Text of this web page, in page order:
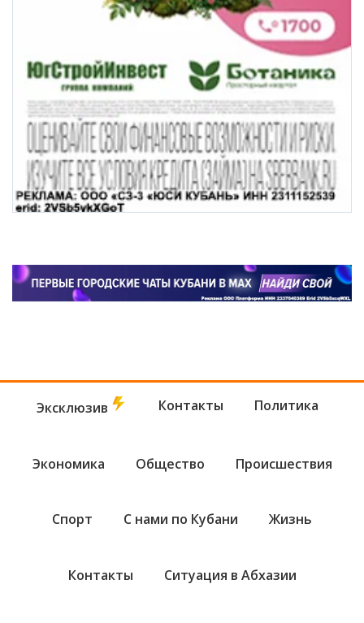
Эксклюзив Контакты Политика
Экономика Общество Происшествия
Спорт С нами по Кубани Жизнь
Контакты Ситуация в Абхазии